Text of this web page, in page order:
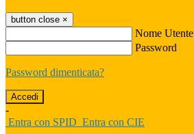
button close ×
Nome Utente
Password
Password dimenticata?
-
Entra con SPID Entra con CIE